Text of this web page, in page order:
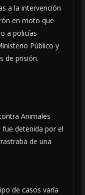
a la intervención
en moto que
a policías
Público y
de prisión.
Animales
detenida por el
de una
de casos varía